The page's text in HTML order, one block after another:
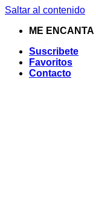
Saltar al contenido
ME
Suscribete
Favoritos
Contacto